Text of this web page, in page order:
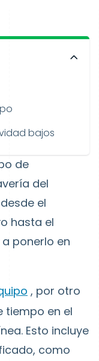
bajos
de
del
el
hasta el
ponerlo en
, por otro
tiempo en el
Esto incluye
como